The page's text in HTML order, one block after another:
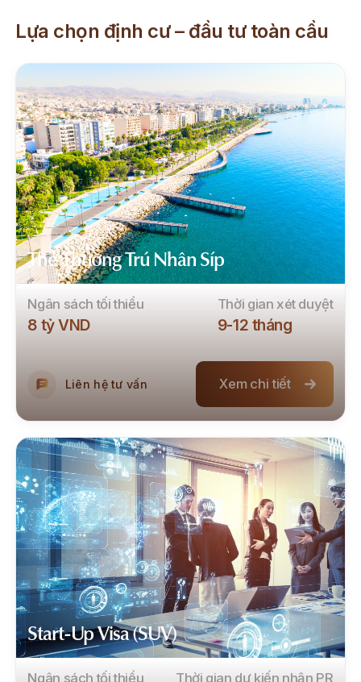
Lựa chọn định cư – đầu tư toàn cầu
Thẻ Thường Trú Nhân Síp
Ngân sách tối thiểu
8 tỷ VND
Thời gian xét duyệt
9-12 tháng
Liên hệ tư vấn Xem chi tiết
Start-Up Visa (SUV)
Ngân sách tối thiểu Thời gian dự kiến nhận PR